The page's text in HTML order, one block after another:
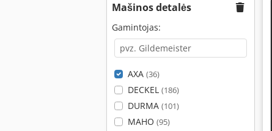
Mašinos detalės
Gamintojas:
AXA (36)
DECKEL (186)
DURMA (101)
MAHO (95)